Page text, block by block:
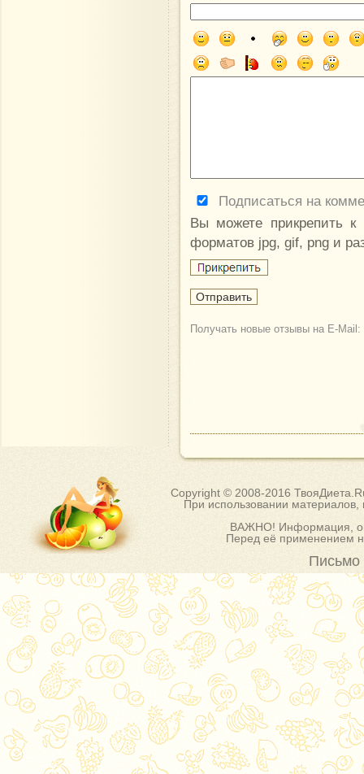
Подписаться на
Вы можете прикрепить
форматов jpg, gif, png и
Получать новые отзывы на E-Mail:
Copyright © 2008-2016
При использовании материалов,
ВАЖНО! Информация,
Перед её применением
Письмо